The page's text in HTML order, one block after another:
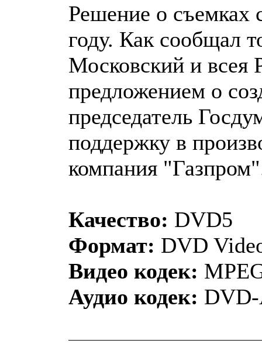
Решение о съемках
году. Как сообщал
Московский и всея
предложением о
председатель
поддержку в
компания
Качество: DVD5
Формат: DVD
Видео кодек:
Аудио кодек: